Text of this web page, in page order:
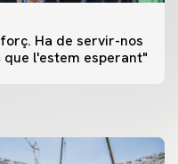
Ha de servir-nos
l'estem esperant"